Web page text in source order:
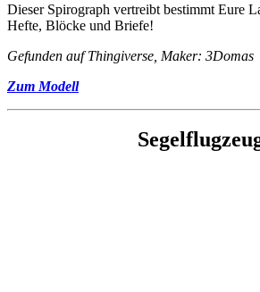
Dieser Spirograph vertreibt bestimmt Eure
Hefte, Blöcke und Briefe!
Gefunden auf Thingiverse, Maker: 3Domas
Zum Modell